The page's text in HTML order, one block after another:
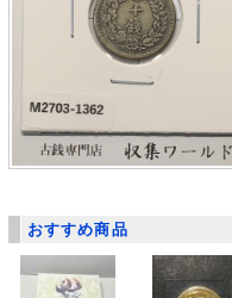
おすすめ商品